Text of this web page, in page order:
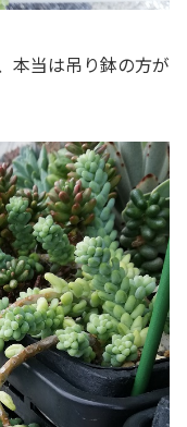
本当は吊り鉢の方が